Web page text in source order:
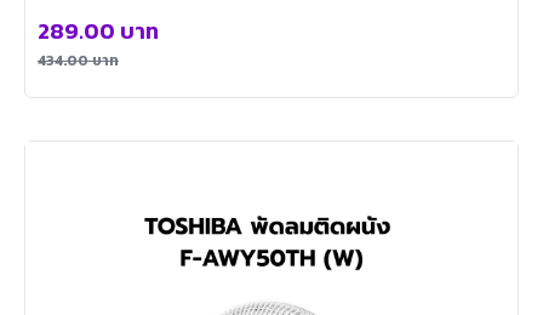
434.00บาท
289.00 บาท